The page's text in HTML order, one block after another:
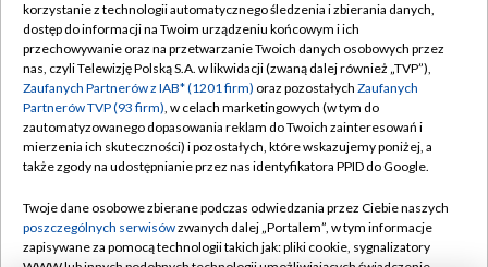
TVP
Abonament TVP
Emisja w TVP
Centrum informacji TVP
Naziemna Telewizja Cyfrowa
Rada Programowa
System NOS
Regulamin TVP
Polityka prywatności
Moje zgody
Pomoc
Kontakt
korzystanie z technologii automatycznego śledzenia i zbierania danych,
dostęp do informacji na Twoim urządzeniu końcowym i ich
przechowywanie oraz na przetwarzanie Twoich danych osobowych przez
nas, czyli Telewizję Polską S.A. w likwidacji (zwaną dalej również „TVP”),
Zaufanych Partnerów z IAB* (1201 firm) oraz pozostałych Zaufanych
Partnerów TVP (93 firm), w celach marketingowych (w tym do
zautomatyzowanego dopasowania reklam do Twoich zainteresowań i
mierzenia ich skuteczności) i pozostałych, które wskazujemy poniżej, a
także zgody na udostępnianie przez nas identyfikatora PPID do Google.
Twoje dane osobowe zbierane podczas odwiedzania przez Ciebie naszych
poszczególnych serwisówzwanych dalej „Portalem”, w tym informacje
zapisywane za pomocą technologii takich jak: pliki cookie, sygnalizatory